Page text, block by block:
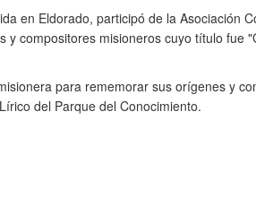
en Eldorado, participó de la Asociación
compositores misioneros cuyo título fue
para rememorar sus orígenes y
del Parque del Conocimiento.